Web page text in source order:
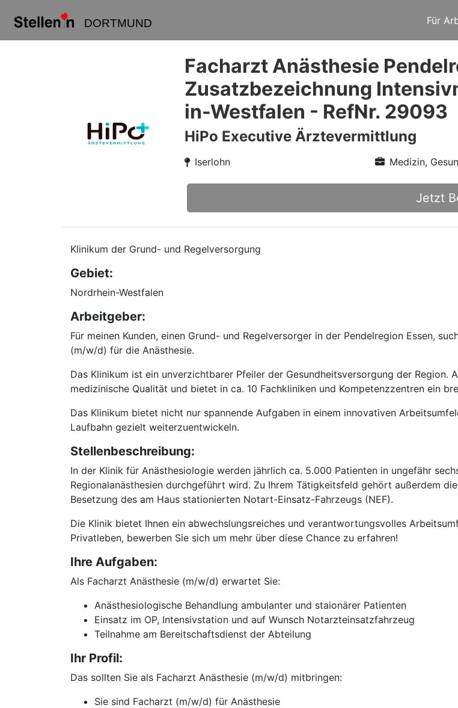
DORTMUND Für
Facharzt Anästhesie
Zusatzbezeichnung
in-Westfalen - RefNr. 29093
HiPo Executive Ärztevermittlung
Iserlohn Medizin,
Jetzt
Klinikum der Grund- und Regelversorgung
Gebiet:
Nordrhein-Westfalen
Arbeitgeber:
Für meinen Kunden, einen Grund- und Regelversorger in der Pendelregion Essen,
(m/w/d) für die Anästhesie.
Das Klinikum ist ein unverzichtbarer Pfeiler der Gesundheitsversorgung der Region.
medizinische Qualität und bietet in ca. 10 Fachkliniken und Kompetenzzentren ein
Das Klinikum bietet nicht nur spannende Aufgaben in einem innovativen
Laufbahn gezielt weiterzuentwickeln.
Stellenbeschreibung:
In der Klinik für Anästhesiologie werden jährlich ca. 5.000 Patienten in ungefähr
Regionalanästhesien durchgeführt wird. Zu Ihrem Tätigkeitsfeld gehört außerdem
Besetzung des am Haus stationierten Notart-Einsatz-Fahrzeugs (NEF).
Die Klinik bietet Ihnen ein abwechslungsreiches und verantwortungsvolles
Privatleben, bewerben Sie sich um mehr über diese Chance zu erfahren!
Ihre Aufgaben:
Als Facharzt Anästhesie (m/w/d) erwartet Sie:
Anästhesiologische Behandlung ambulanter und staionärer Patienten
Einsatz im OP, Intensivstation und auf Wunsch Notarzteinsatzfahrzeug
Teilnahme am Bereitschaftsdienst der Abteilung
Ihr Profil:
Das sollten Sie als Facharzt Anästhesie (m/w/d) mitbringen:
Sie sind Facharzt (m/w/d) für Anästhesie